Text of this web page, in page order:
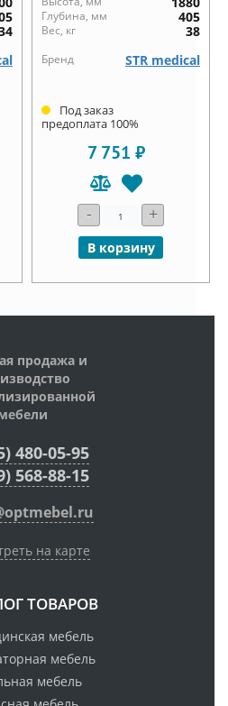
Глубина, мм 405
Вес, кг 38
Бренд STR medical
Под заказ
предоплата 100%
7 751 ₽
- +
В корзину
продажа и
480-05-95
568-88-15
на карте
ТОВАРОВ
мебель
мебель
мебель